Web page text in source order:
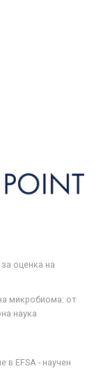
оценка на
микробиома: от
наука
EFSA - научен